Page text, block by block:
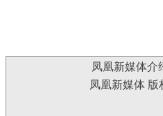
凤凰新媒体介
凤凰新媒体 版